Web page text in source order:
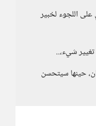
اللجوء لخبير
حينها سيتحسن